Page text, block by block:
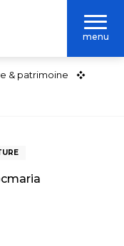
menu
& patrimoine